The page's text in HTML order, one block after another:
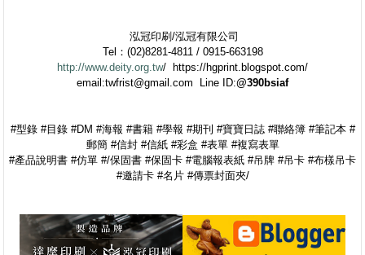
泓冠印刷/泓冠有限公司
Tel：(02)8281-4811 / 0915-663198
http://www.deity.org.tw/ https://hgprint.blogspot.com/
email:twfrist@gmail.com Line ID:@390bsiaf
#型錄 #目錄 #DM #海報 #書籍 #學報 #期刊 #寶寶日誌 #聯絡簿 #筆記本 #
郵簡 #信封 #信紙 #彩盒 #表單 #複寫表單
#產品說明書 #仿單 #/保固書 #保固卡 #電腦報表紙 #吊牌 #吊卡 #布樣吊卡
#邀請卡 #名片 #傳票封面夾/